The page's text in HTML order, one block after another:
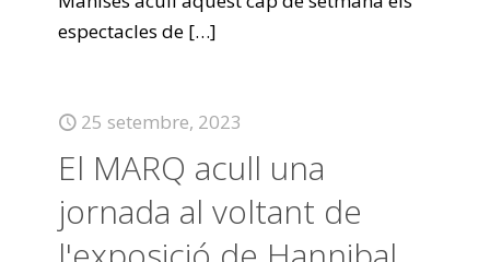
espectacles de […]
25 setembre, 2023
El MARQ acull una
jornada al voltant de